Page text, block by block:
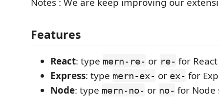
Features
React: type mern-re- or re- for
Express: type mern-ex- or ex- for
Node: type mern-no- or no- for Node